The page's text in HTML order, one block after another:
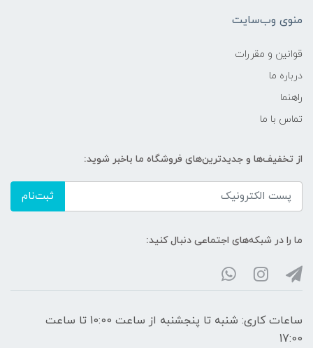
منوی وب‌سایت
قوانین و مقررات
درباره ما
راهنما
تماس با ما
از تخفیف‌ها و جدیدترین‌های فروشگاه ما باخبر شوید:
ثبت‌نام
ما را در شبکه‌های اجتماعی دنبال کنید:
ساعات کاری: شنبه تا پنجشنبه از ساعت 10:00 تا ساعت
17:00